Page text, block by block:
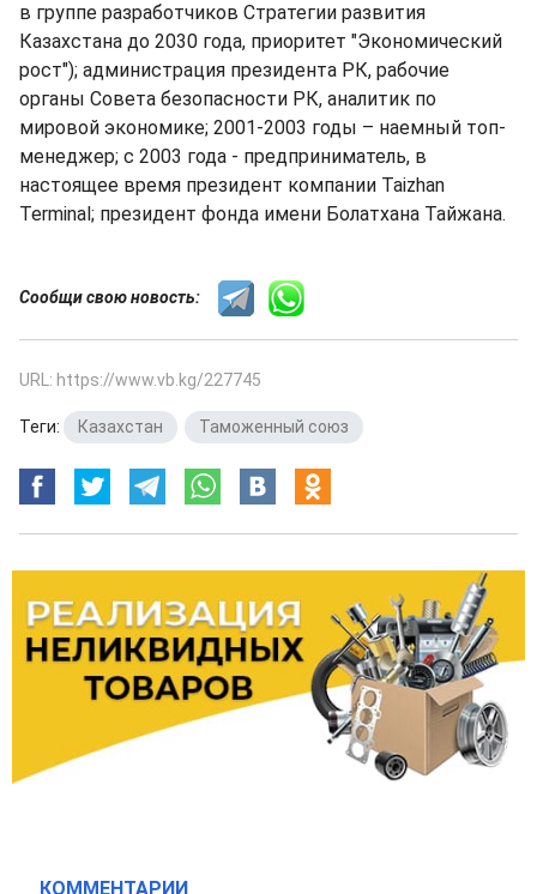
в группе разработчиков Стратегии развития
Казахстана до 2030 года, приоритет "Экономический
рост"); администрация президента РК, рабочие
органы Совета безопасности РК, аналитик по
мировой экономике; 2001-2003 годы – наемный топ-
менеджер; с 2003 года - предприниматель, в
настоящее время президент компании Taizhan
Terminal; президент фонда имени Болатхана Тайжана.
Сообщи свою новость:
URL: https://www.vb.kg/227745
Теги: Казахстан Таможенный союз
КОММЕНТАРИИ